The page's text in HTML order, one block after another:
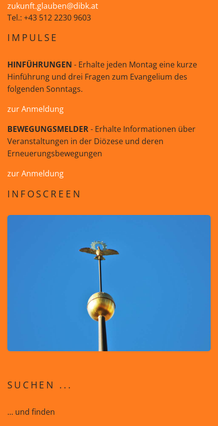
zukunft.glauben@dibk.at
Tel.: +43 512 2230 9603
IMPULSE
HINFÜHRUNGEN - Erhalte jeden Montag eine kurze
Hinführung und drei Fragen zum Evangelium des
folgenden Sonntags.
zur Anmeldung
BEWEGUNGSMELDER- Erhalte Informationen über
Veranstaltungen in der Diözese und deren
Erneuerungsbewegungen
zur Anmeldung
INFOSCREEN
SUCHEN ...
... und finden